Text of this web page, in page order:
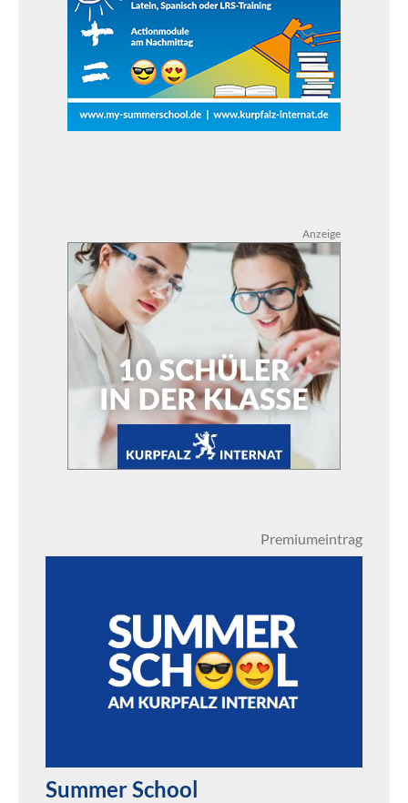
Anzeige
Premiumeintrag
Summer School